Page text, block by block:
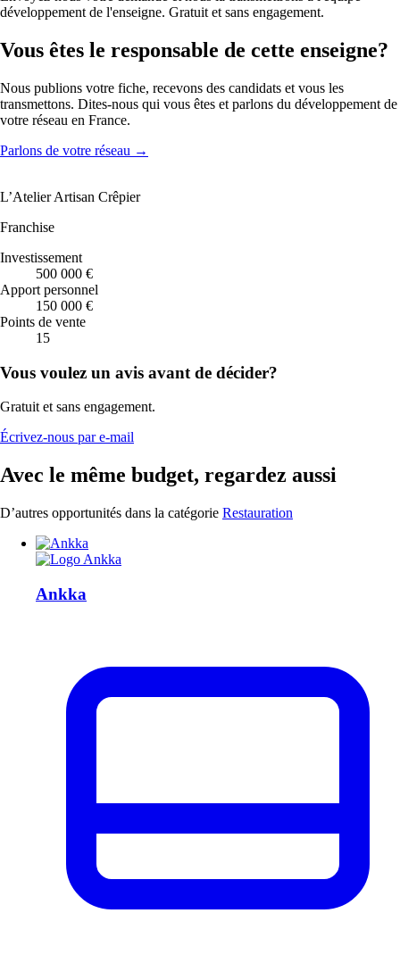
développement de l'enseigne. Gratuit et sans engagement.
Vous êtes le responsable de cette enseigne?
Nous publions votre fiche, recevons des candidats et vous les
transmettons. Dites-nous qui vous êtes et parlons du développement de
votre réseau en France.
Parlons de votre réseau →
L’Atelier Artisan Crêpier
Franchise
Investissement
500 000 €
Apport personnel
150 000 €
Points de vente
15
Vous voulez un avis avant de décider?
Gratuit et sans engagement.
Écrivez-nous par e-mail
Avec le même budget, regardez aussi
D’autres opportunités dans la catégorie Restauration
Ankka